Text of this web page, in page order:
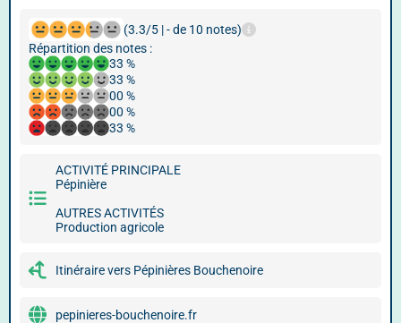
(3.3/5 | - de 10 notes)
Répartition des notes :
33 %
33 %
00 %
00 %
33 %
ACTIVITÉ PRINCIPALE
Pépinière
AUTRES ACTIVITÉS
Production agricole
Itinéraire vers Pépinières Bouchenoire
pepinieres-bouchenoire.fr